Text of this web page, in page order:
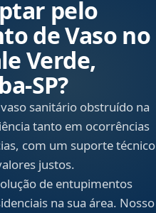
pelo
de Vaso no
Verde,
sanitário obstruído na
tanto em ocorrências
com um suporte técnico
justos.
de entupimentos
na sua área. Nosso